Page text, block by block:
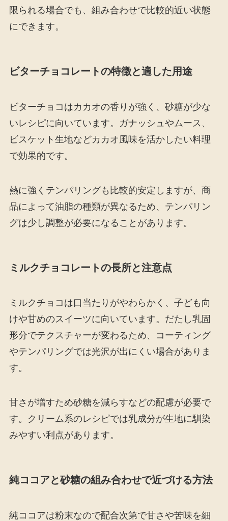
限られる場合でも、組み合わせで比較的近い状態
にできます。
ビターチョコレートの特徴と適した用途
ビターチョコはカカオの香りが強く、砂糖が少な
いレシピに向いています。ガナッシュやムース、
ビスケット生地などカカオ風味を活かしたい料理
で効果的です。
熱に強くテンパリングも比較的安定しますが、商
品によって油脂の種類が異なるため、テンパリン
グは少し調整が必要になることがあります。
ミルクチョコレートの長所と注意点
ミルクチョコは口当たりがやわらかく、子ども向
けや甘めのスイーツに向いています。だたし乳固
形分でテクスチャーが変わるため、コーティング
やテンパリングでは光沢が出にくい場合がありま
す。
甘さが増すため砂糖を減らすなどの配慮が必要で
す。クリーム系のレシピでは乳成分が生地に馴染
みやすい利点があります。
純ココアと砂糖の組み合わせで近づける方法
純ココアは粉末なので配合次第で甘さや苦味を細